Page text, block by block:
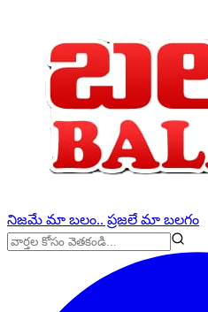
నిజమే మా బలం.. ప్రజలే మా బలగం